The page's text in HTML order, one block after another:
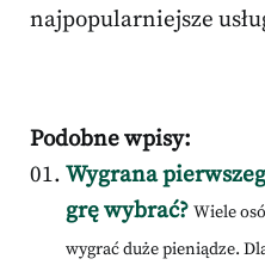
najpopularniejsze
Podobne wpisy:
Wygrana
grę wybrać? Wiele
wygrać duże pieniądze.